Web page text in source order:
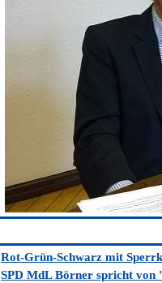
Rot-Grün-Schwarz mit
SPD MdL Börner spricht von